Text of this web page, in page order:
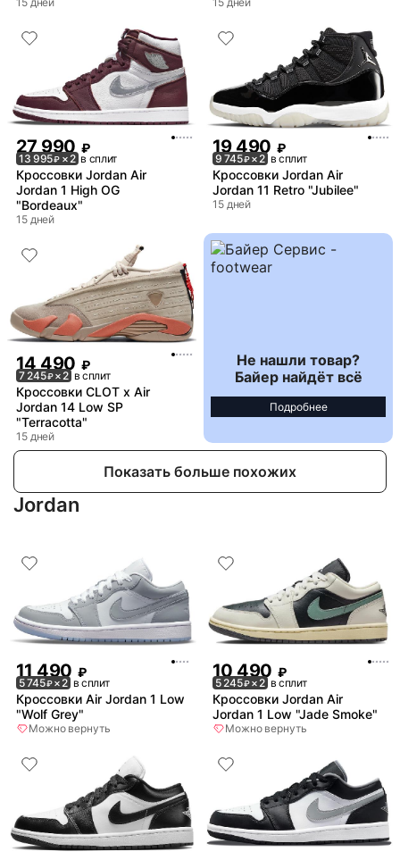
27 990 ₽
13 995₽ × 2 в сплит
Кроссовки Jordan Air
Jordan 1 High OG
"Bordeaux"
15 дней
19 490 ₽
9 745₽× 2 в сплит
Кроссовки Jordan Air
Jordan 11 Retro "Jubilee"
15 дней
14 490 ₽
7 245₽× 2 в сплит
Кроссовки CLOT x Air
Jordan 14 Low SP
"Terracotta"
15 дней
Не нашли товар?
Байер найдёт всё
Подробнее
Показать больше похожих
Jordan
11 490 ₽
5 745₽× 2 в сплит
Кроссовки Air Jordan 1 Low
"Wolf Grey"
Можно вернуть
10 490 ₽
5 245₽× 2 в сплит
Кроссовки Jordan Air
Jordan 1 Low "Jade Smoke"
Можно вернуть